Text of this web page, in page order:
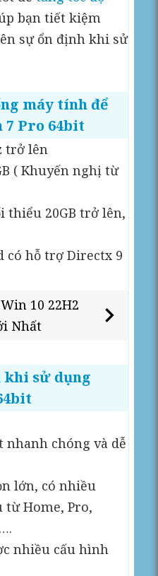
bạn tiết kiệm
sự ổn định khi sử
máy tính để
7 Pro 64bit
trở lên
( Khuyến nghị từ
thiểu 20GB trở lên,
có hỗ trợ Directx 9
10 22H2
Nhất
khi sử dụng
chóng và dễ
lớn, có nhiều
từ Home, Pro,
nhiều cấu hình